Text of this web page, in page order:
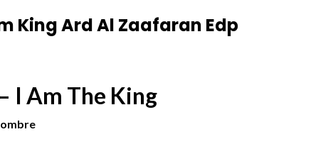
King Ard Al Zaafaran Edp
I Am The King